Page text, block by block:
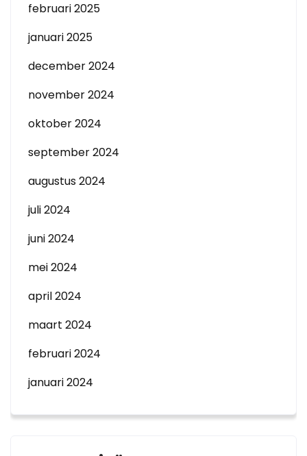
februari 2025
januari 2025
december 2024
november 2024
oktober 2024
september 2024
augustus 2024
juli 2024
juni 2024
mei 2024
april 2024
maart 2024
februari 2024
januari 2024